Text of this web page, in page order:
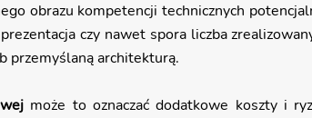
obrazu kompetencji technicznych
czy nawet spora liczba
przemyślaną architekturą.
może to oznaczać dodatkowe koszty i